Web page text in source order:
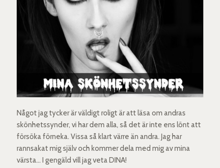
Något jag tycker är väldigt roligt är att läsa om andras
skönhetssynder, vi har dem alla, så det är inte ens lönt att
försöka förneka. Vissa så klart värre än andra. Jag har
rannsakat mig själv och kommer dela med mig av mina
värsta… I gengäld vill jag veta DINA!